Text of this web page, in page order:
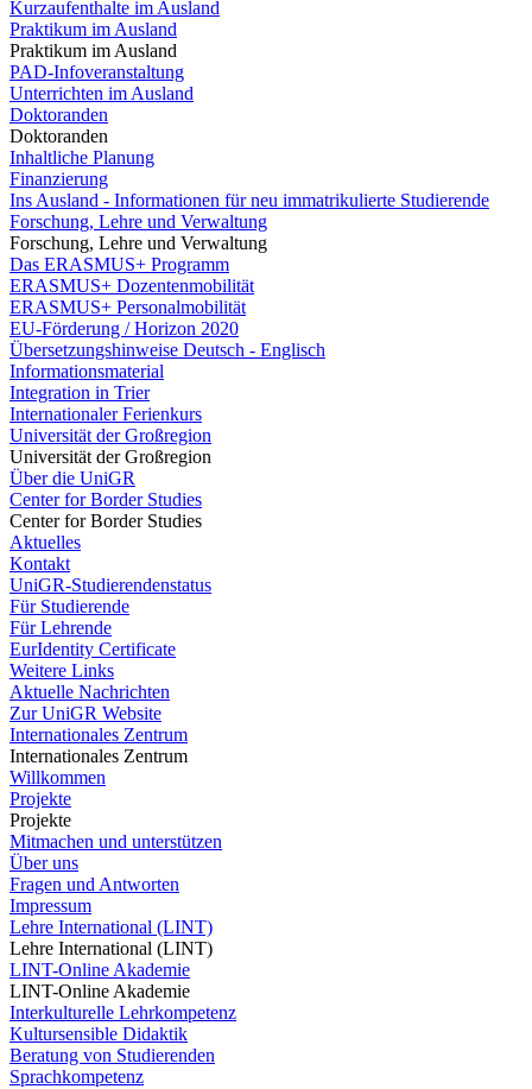
Kurzaufenthalte im Ausland
Praktikum im Ausland
Praktikum im Ausland
PAD-Infoveranstaltung
Unterrichten im Ausland
Doktoranden
Doktoranden
Inhaltliche Planung
Finanzierung
Ins Ausland - Informationen für neu immatrikulierte Studierende
Forschung, Lehre und Verwaltung
Forschung, Lehre und Verwaltung
Das ERASMUS+ Programm
ERASMUS+ Dozentenmobilität
ERASMUS+ Personalmobilität
EU-Förderung / Horizon 2020
Übersetzungshinweise Deutsch - Englisch
Informationsmaterial
Integration in Trier
Internationaler Ferienkurs
Universität der Großregion
Universität der Großregion
Über die UniGR
Center for Border Studies
Center for Border Studies
Aktuelles
Kontakt
UniGR-Studierendenstatus
Für Studierende
Für Lehrende
EurIdentity Certificate
Weitere Links
Aktuelle Nachrichten
Zur UniGR Website
Internationales Zentrum
Internationales Zentrum
Willkommen
Projekte
Projekte
Mitmachen und unterstützen
Über uns
Fragen und Antworten
Impressum
Lehre International (LINT)
Lehre International (LINT)
LINT-Online Akademie
LINT-Online Akademie
Interkulturelle Lehrkompetenz
Kultursensible Didaktik
Beratung von Studierenden
Sprachkompetenz